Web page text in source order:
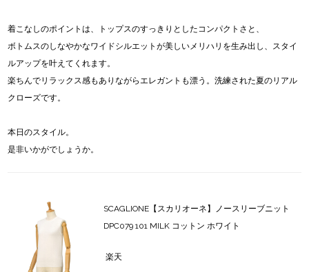
着こなしのポイントは、トップスのすっきりとしたコンパクトさと、
ボトムスのしなやかなワイドシルエットが美しいメリハリを生み出し、スタイ
ルアップを叶えてくれます。
楽ちんでリラックス感もありながらエレガントも漂う。洗練された夏のリアル
クローズです。
本日のスタイル。
是非いかがでしょうか。
SCAGLIONE【スカリオーネ】ノースリーブニット
DPC079 101 MILK コットン ホワイト
楽天